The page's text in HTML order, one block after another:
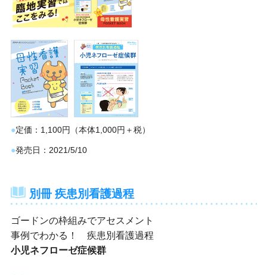
定価 1,100円（本体1,000円＋税）
発売日 2021/5/10
別冊 疾患別看護過程
ゴードンの枠組みでアセスメント
事例でわかる！ 疾患別看護過程
小児ネフローゼ症候群